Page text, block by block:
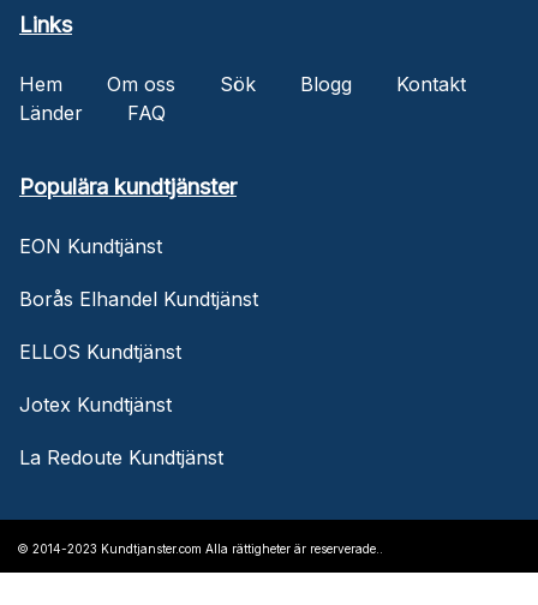
Links
Hem Om oss Sök Blogg
Kontakt
Länder
FAQ
Populära kundtjänster
EON Kundtjänst
Borås Elhandel Kundtjänst
ELLOS Kundtjänst
Jotex Kundtjänst
La Redoute Kundtjänst
© 2014-2023 Kundtjanster.com Alla rättigheter är reserverade..